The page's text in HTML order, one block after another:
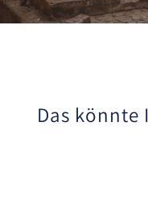
Das könnte